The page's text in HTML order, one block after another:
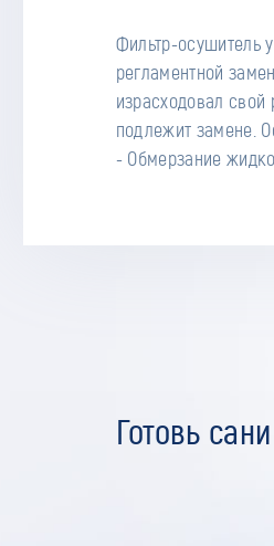
Фильтр-осушитель
регламентной
израсходовал
подлежит замене.
- Обмерзание
-
- Слишком
Готовь